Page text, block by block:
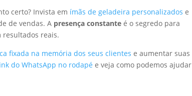
certo? Invista em ímãs de geladeira personalizados e
de vendas. A presença constante é o segredo para
reais.
fixada na memória dos seus clientes e aumentar suas
do WhatsApp no rodapé e veja como podemos ajudar